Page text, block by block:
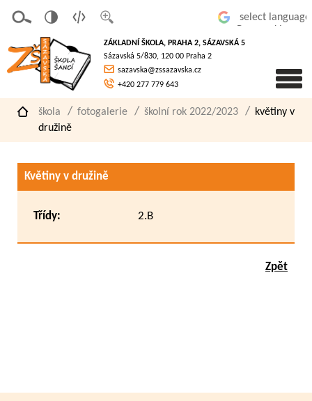
písmo
á
verze
pro
slaboz
raké
ZÁKLADNÍ ŠKOLA, PRAHA 2, SÁZAVSKÁ 5
Sázavská 5/830, 120 00 Praha 2
sazavska@zssazavska.cz
+420 277 779 643
škola fotogalerie školní rok 2022/2023
květiny v
družině
Květiny v družině
Třídy: 2.B
Zpět